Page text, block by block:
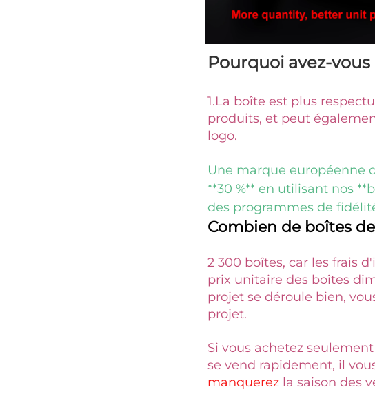
Pourquoi avez-
1.La boîte est plus
produits, et peut
logo.
Une marque européenne
**30 %** en utilisant nos
des programmes de
Combien de boîtes
2 300 boîtes, car les frais
prix unitaire des boîtes
projet se déroule bien,
projet.
Si vous achetez
manquerez la saison des